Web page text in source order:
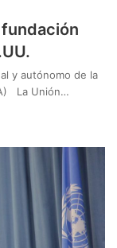
y autónomo de la
La Unión…